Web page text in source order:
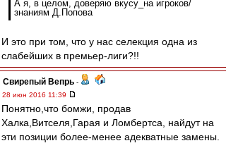
А я, в целом, доверяю вкусу_на игроков/
знаниям Д.Попова
И это при том, что у нас селекция одна из
слабейших в премьер-лиги?!!
Свирепый Вепрь -
28 июн 2016 11:39
Понятно,что бомжи, продав
Халка,Витселя,Гарая и Ломбертса, найдут на
эти позиции более-менее адекватные замены.